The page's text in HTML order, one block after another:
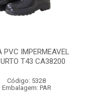
PVC IMPERMEAVEL
T43 CA38200
Código: 5328
Embalagem: PAR